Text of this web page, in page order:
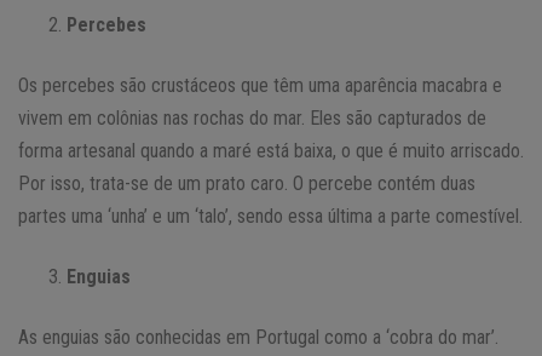
Percebes
Os percebes são crustáceos que têm uma aparência macabra e
vivem em colônias nas rochas do mar. Eles são capturados de
forma artesanal quando a maré está baixa, o que é muito arriscado.
Por isso, trata-se de um prato caro. O percebe contém duas
partes uma ‘unha’ e um ‘talo’, sendo essa última a parte comestível.
Enguias
As enguias são conhecidas em Portugal como a ‘cobra do mar’.